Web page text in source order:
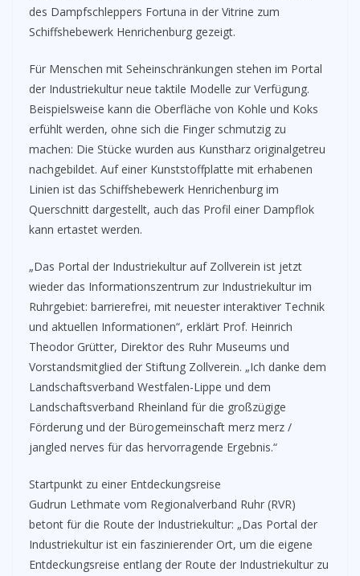
des Dampfschleppers Fortuna in der Vitrine zum
Schiffshebewerk Henrichenburg gezeigt.
Für Menschen mit Seheinschränkungen stehen im Portal
der Industriekultur neue taktile Modelle zur Verfügung.
Beispielsweise kann die Oberfläche von Kohle und Koks
erfühlt werden, ohne sich die Finger schmutzig zu
machen: Die Stücke wurden aus Kunstharz originalgetreu
nachgebildet. Auf einer Kunststoffplatte mit erhabenen
Linien ist das Schiffshebewerk Henrichenburg im
Querschnitt dargestellt, auch das Profil einer Dampflok
kann ertastet werden.
„Das Portal der Industriekultur auf Zollverein ist jetzt
wieder das Informationszentrum zur Industriekultur im
Ruhrgebiet: barrierefrei, mit neuester interaktiver Technik
und aktuellen Informationen“, erklärt Prof. Heinrich
Theodor Grütter, Direktor des Ruhr Museums und
Vorstandsmitglied der Stiftung Zollverein. „Ich danke dem
Landschaftsverband Westfalen-Lippe und dem
Landschaftsverband Rheinland für die großzügige
Förderung und der Bürogemeinschaft merz merz /
jangled nerves für das hervorragende Ergebnis.“
Startpunkt zu einer Entdeckungsreise
Gudrun Lethmate vom Regionalverband Ruhr (RVR)
betont für die Route der Industriekultur: „Das Portal der
Industriekultur ist ein faszinierender Ort, um die eigene
Entdeckungsreise entlang der Route der Industriekultur zu